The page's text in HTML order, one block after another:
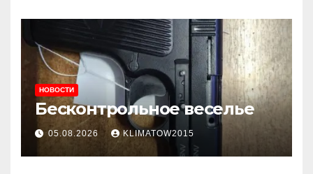
НОВОСТИ
Бесконтрольное веселье
05.08.2026 KLIMATOW2015